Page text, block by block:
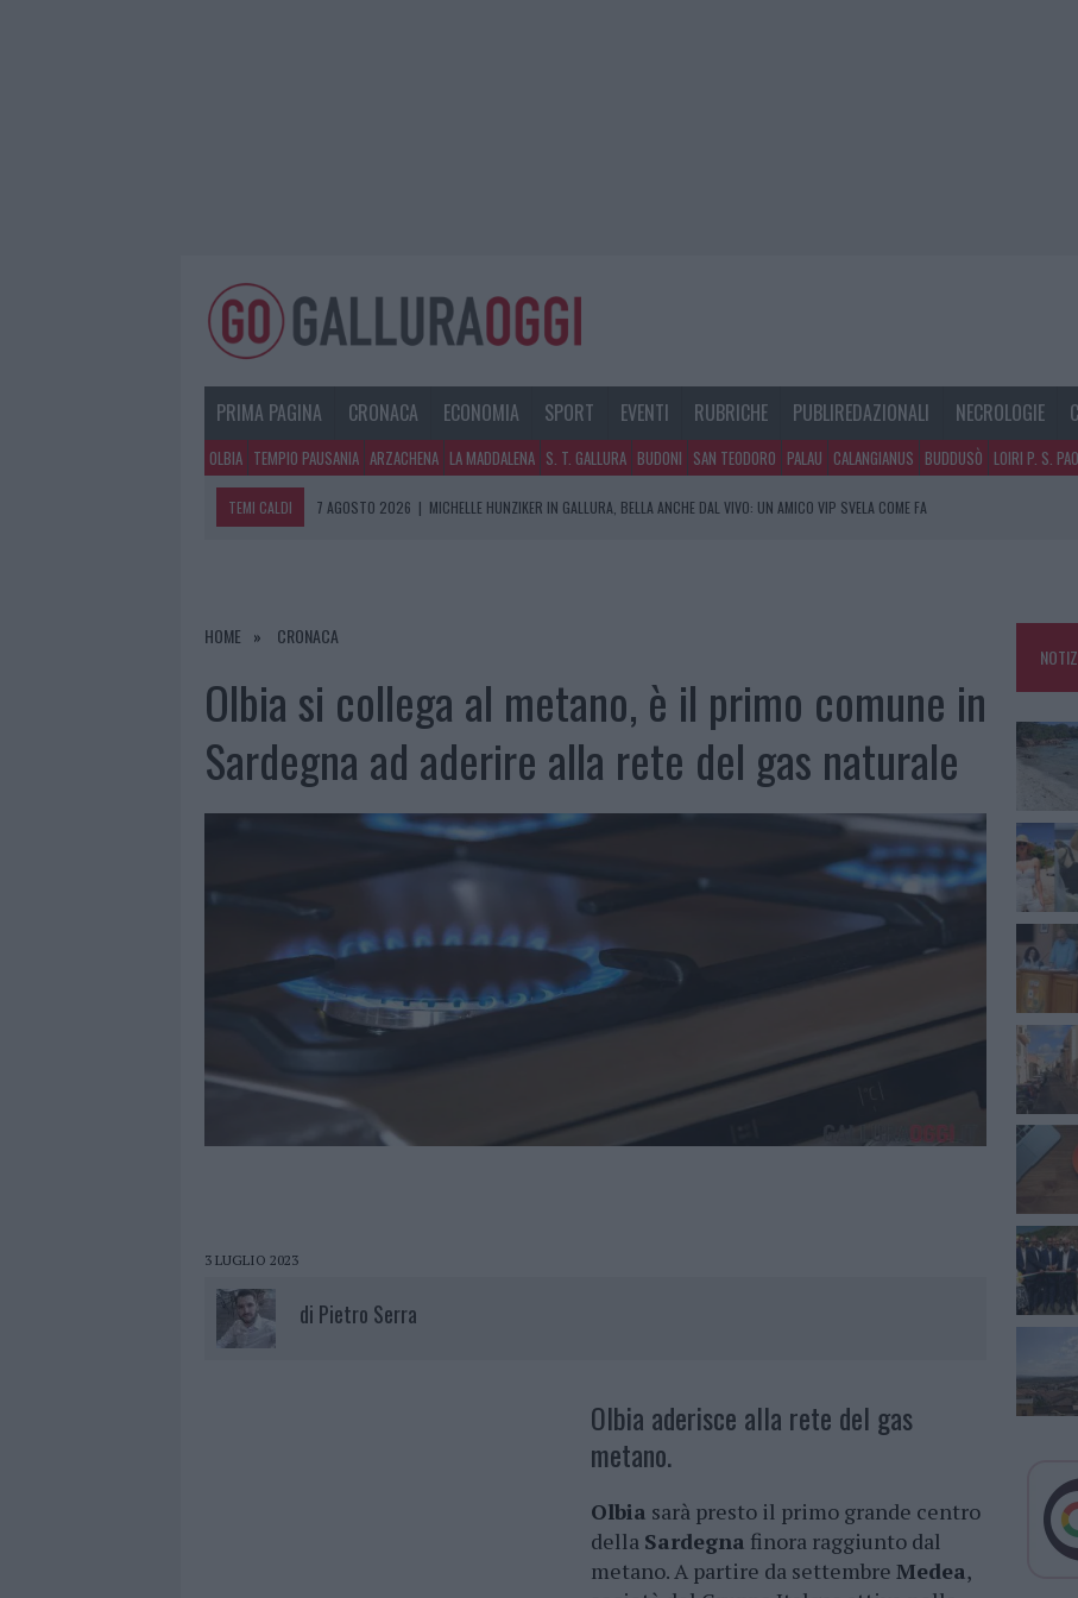
PRIMA PAGINA CRONACA ECONOMIA SPORT EVENTI RUBRICHE PUBLIREDAZIONALI NECROLOGIE
OLBIA TEMPIO PAUSANIA ARZACHENA LA MADDALENA S. T. GALLURA BUDONI SAN TEODORO PALAU CALANGIANUS BUDDUSÒ LOIRI P. S.
TEMI CALDI 7 AGOSTO 2026 | MICHELLE HUNZIKER IN GALLURA, BELLA ANCHE DAL VIVO: UN AMICO VIP SVELA COME FA
7 AGOSTO 2026
|
HOME CRONACA
Olbia si collega al metano, è il primo comune in
Sardegna ad aderire alla rete del gas naturale
3 LUGLIO 2023
di Pietro Serra
Olbia aderisce alla rete del gas
metano.
Olbia sarà presto il primo grande centro
della Sardegna finora raggiunto dal
metano. A partire da settembre Medea,